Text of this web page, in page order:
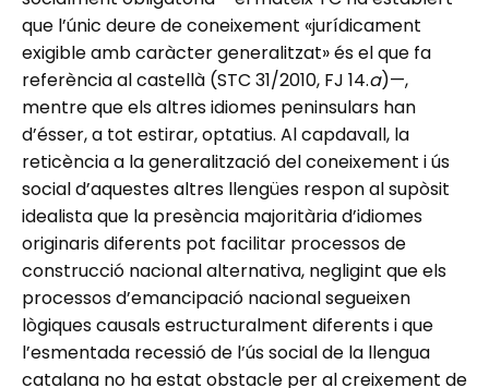
que l’únic deure de coneixement «jurídicament
exigible amb caràcter generalitzat» és el que fa
referència al castellà (STC 31/2010, FJ 14.a)—,
mentre que els altres idiomes peninsulars han
d’ésser, a tot estirar, optatius. Al capdavall, la
reticència a la generalització del coneixement i ús
social d’aquestes altres llengües respon al supòsit
idealista que la presència majoritària d’idiomes
originaris diferents pot facilitar processos de
construcció nacional alternativa, negligint que els
processos d’emancipació nacional segueixen
lògiques causals estructuralment diferents i que
l’esmentada recessió de l’ús social de la llengua
catalana no ha estat obstacle per al creixement de